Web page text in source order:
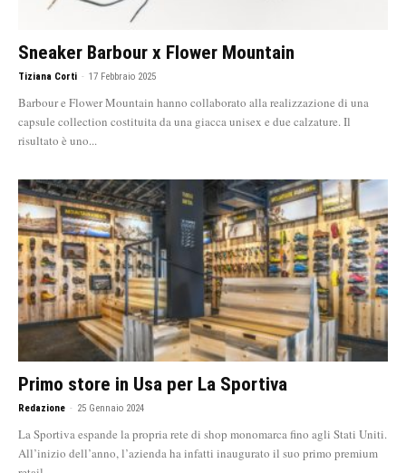
Sneaker Barbour x Flower Mountain
Tiziana Corti - 17 Febbraio 2025
Barbour e Flower Mountain hanno collaborato alla realizzazione di una
capsule collection costituita da una giacca unisex e due calzature. Il
risultato è uno...
Primo store in Usa per La Sportiva
Redazione - 25 Gennaio 2024
La Sportiva espande la propria rete di shop monomarca fino agli Stati Uniti.
All’inizio dell’anno, l’azienda ha infatti inaugurato il suo primo premium